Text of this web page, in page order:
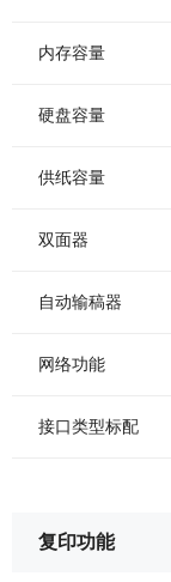
内存容量
硬盘容量
供纸容量
双面器
自动输稿器
网络功能
接口类型标配
复印功能